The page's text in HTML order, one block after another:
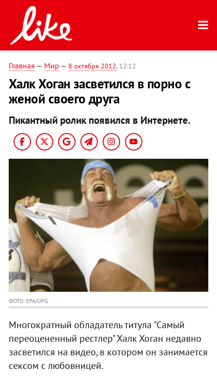
Главная — Мир — 8 октября 2012, 12:12
Халк Хоган засветился в порно с
женой своего друга
Пикантный ролик появился в Интернете.
ФОТО: EPA/UPG
Многократный обладатель титула "Самый
переоцененный рестлер" Халк Хоган недавно
засветился на видео, в котором он занимается
сексом с любовницей.